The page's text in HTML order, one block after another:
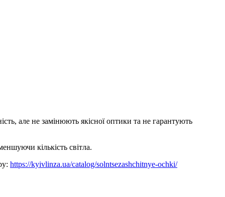
але не замінюють якісної оптики та не гарантують
кількість світла.
https://kyivlinza.ua/catalog/solntsezashchitnye-ochki/